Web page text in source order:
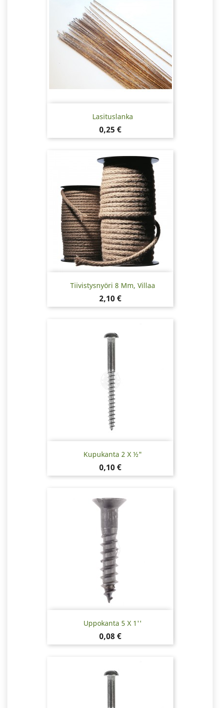
Lasituslanka
Hinta
0,25 €
Tiivistysnyöri 8 Mm, Villaa
Hinta
2,10 €
Kupukanta 2 X ½"
Hinta
0,10 €
Uppokanta 5 X 1''
Hinta
0,08 €